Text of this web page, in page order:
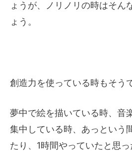
ょうが、ノリノリの時はそん
ょう。
創造力を使っている時もそう
夢中で絵を描いている時、音
集中している時、あっという
たり、1時間やっていたと思